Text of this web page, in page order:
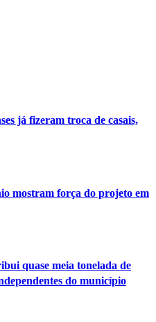
já fizeram troca de casais,
mostram força do projeto em
quase meia tonelada de
do município